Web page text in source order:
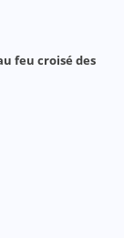
feu croisé des